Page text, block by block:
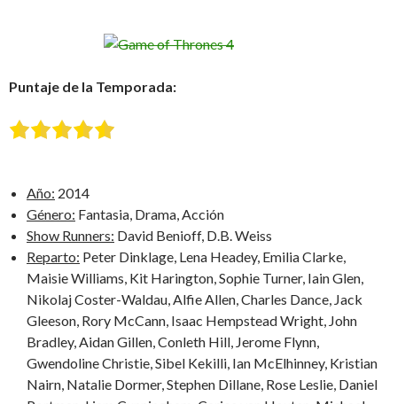
Puntaje de la Temporada:
Año: 2014
Género: Fantasia, Drama, Acción
Show Runners: David Benioff, D.B. Weiss
Reparto: Peter Dinklage, Lena Headey, Emilia Clarke,
Maisie Williams, Kit Harington, Sophie Turner, Iain Glen,
Nikolaj Coster-Waldau, Alfie Allen, Charles Dance, Jack
Gleeson, Rory McCann, Isaac Hempstead Wright, John
Bradley, Aidan Gillen, Conleth Hill, Jerome Flynn,
Gwendoline Christie, Sibel Kekilli, Ian McElhinney, Kristian
Nairn, Natalie Dormer, Stephen Dillane, Rose Leslie, Daniel